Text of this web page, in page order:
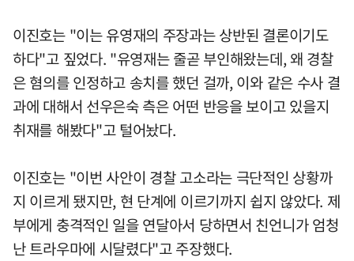
이진호는 "이는 유영재의 주장과는 상반된 결론이기도
하다"고 짚었다. "유영재는 줄곧 부인해왔는데, 왜 경찰
은 혐의를 인정하고 송치를 했던 걸까, 이와 같은 수사 결
과에 대해서 선우은숙 측은 어떤 반응을 보이고 있을지
취재를 해봤다"고 털어놨다.
이진호는 "이번 사안이 경찰 고소라는 극단적인 상황까
지 이르게 됐지만, 현 단계에 이르기까지 쉽지 않았다. 제
부에게 충격적인 일을 연달아서 당하면서 친언니가 엄청
난 트라우마에 시달렸다"고 주장했다.